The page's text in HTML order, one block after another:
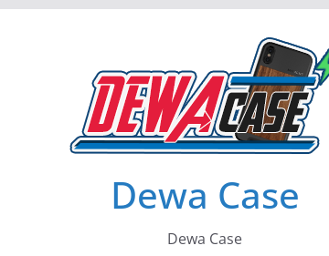
Dewa Case
Dewa Case